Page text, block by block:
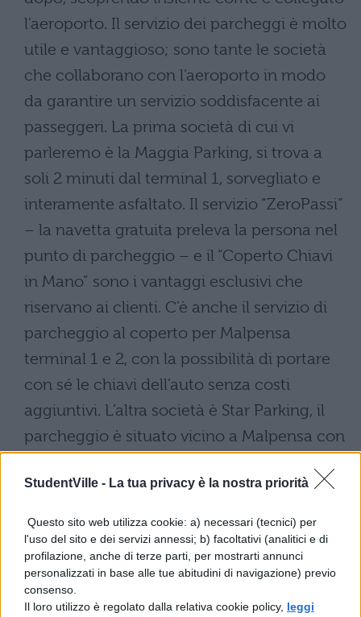
StudentVille - La tua privacy è la nostra priorità
Questo sito web utilizza cookie: a) necessari (tecnici) per
l'uso del sito e dei servizi annessi; b) facoltativi (analitici e di
profilazione, anche di terze parti, per mostrarti annunci
personalizzati in base alle tue abitudini di navigazione) previo
consenso.
Il loro utilizzo è regolato dalla relativa cookie policy, leggi
l’aeroporto. Il servizio dei parcheggi è molto
utile e vantaggioso; sono tante le società
che collaborano con l’aeroporto in modo
da garantire un servizio soddisfacente ai
passeggeri. La prima società di cui vi
parleremo è la Maggia Parking, si trova a
soli 2 minuti dal terminal 1, sorvegliato e
interamente asfaltato. Il servizio “ZeroPassi”
– la navetta gratuita preleva la persona nel
punto di parcheggio – e il “Coperto Chiavi
in Mano” sono i vantaggi esclusivi che
riservano ai clienti. C’è anche il servizio di
parcheggio al coperto per Malpensa
terminal 1 e 2, con la possibilità di portare
con sé le chiavi dell’auto senza costi
aggiuntivi. L’altra società è Star Parking, il
parcheggio è situato vicino a Malpensa con
sia per il Terminal 1 che per il Terminal 2:
l’auto verrà custodita 24 ore su 24 da
personale addetto e il servizio navetta sarà
fornito da autisti con Certificato di
abilitazione professionale C.A.P. Ora,